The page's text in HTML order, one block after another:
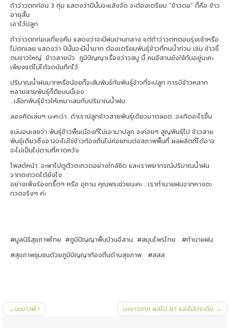
ถ้าว่าวตกก่อน 3 ทุ่ม แสดงว่าปีนั้นจะแล้งจัด จะต้องเตรียม “ข้าวดอ” ก็คือ ข้าว
อายุสั้น
เอาไว้ปลูก
ถ้าว่าวตกก่อนเที่ยงคืน แสดงว่าจะมีฝนปานกลาง แต่ถ้าว่าวตกตอนรุ่งเช้าหรือ
ไม่ตกเลย แสดงว่า ปีนั้นจะมีน้ำมาก ต้องเตรียมพันธุ์ข้าวที่ทนน้ำท่วม เช่น ข้าวขี้
ตมขาวใหญ่ ข้าวสายบัว ภูมิปัญญาเรื่องว่าวสนู นี้ คนอีสานยังใช้กันอยู่นะคะ
เพียงแต่ไม่ได้จดบันทึกไว้
ปริมาณน้ำฝนมากหรือน้อยก็จะสัมพันธ์กับพันธุ์ข้าวที่จะปลูก การมีข้าวหลาก
หลายสายพันธุ์ก็ดีแบบนี้เอง
…เลือกพันธุ์ข้าวให้เหมาะสมกับปริมาณน้ำฝน
ลองคิดเล่นๆ นะคะว่า ..ถ้าเราปลูกข้าวสายพันธุ์เดียวมาตลอด…จะเกิดอะไรขึ้น
แน่นอนเลยว่า พันธุ์ข้าวพื้นเมืองที่ไม่เอามาปลูก จะค่อยๆ สูญพันธุ์ไป ข้าวสาย
พันธุ์เดียวซึ่งอาจจะไม่ใช่ข้าวท้องถิ่นไม่ค่อยทนต่อสภาพพื้นที่ ผลผลิตที่ได้อาจ
จะไม่เป็นไปตามที่คาดหวัง
โพสต์หน้า…จะพาไปดูตัวตะกวดอย่างใกล้ชิด และเราพยากรณ์ปริมาณน้ำฝน
จากตะกวดได้ยังไง
อย่างเพิ่งร้องกรี๊ดๆ หรือ อุทาน คุณพระช่วยนะคะ …เราทำนายฝนจากหางตะ
กวดจริงๆ ค่ะ
#มูลนิธิสุขภาพไทย #ภูมิปัญญาพื้นบ้านอีสาน #สมุนไพรไทย #ทำนายฝน
#สุขภาพชุมชนด้วยภูมิปัญญาท้องถิ่นด้านสุขภาพ #สสส.
แนะแนว
เรื่อง
มะนาวผี ! มะนาวเทศ ผลไม้ ยา และไม้ประดับ